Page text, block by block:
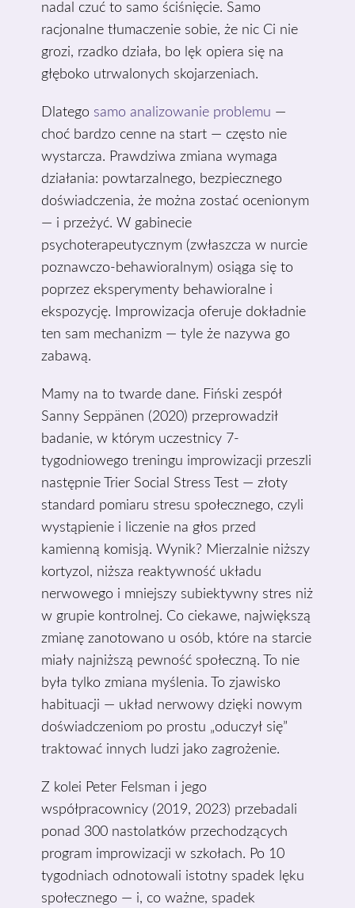
nadal czuć to samo ściśnięcie. Samo
racjonalne tłumaczenie sobie, że nic Ci nie
grozi, rzadko działa, bo lęk opiera się na
głęboko utrwalonych skojarzeniach.
Dlatego samo analizowanie problemu —
choć bardzo cenne na start — często nie
wystarcza. Prawdziwa zmiana wymaga
działania: powtarzalnego, bezpiecznego
doświadczenia, że można zostać ocenionym
— i przeżyć. W gabinecie
psychoterapeutycznym (zwłaszcza w nurcie
poznawczo-behawioralnym) osiąga się to
poprzez eksperymenty behawioralne i
ekspozycję. Improwizacja oferuje dokładnie
ten sam mechanizm — tyle że nazywa go
zabawą.
Mamy na to twarde dane. Fiński zespół
Sanny Seppänen (2020) przeprowadził
badanie, w którym uczestnicy 7-
tygodniowego treningu improwizacji przeszli
następnie Trier Social Stress Test — złoty
standard pomiaru stresu społecznego, czyli
wystąpienie i liczenie na głos przed
kamienną komisją. Wynik? Mierzalnie niższy
kortyzol, niższa reaktywność układu
nerwowego i mniejszy subiektywny stres niż
w grupie kontrolnej. Co ciekawe, największą
zmianę zanotowano u osób, które na starcie
miały najniższą pewność społeczną. To nie
była tylko zmiana myślenia. To zjawisko
habituacji — układ nerwowy dzięki nowym
doświadczeniom po prostu „oduczył się”
traktować innych ludzi jako zagrożenie.
Z kolei Peter Felsman i jego
współpracownicy (2019, 2023) przebadali
ponad 300 nastolatków przechodzących
program improwizacji w szkołach. Po 10
tygodniach odnotowali istotny spadek lęku
społecznego — i, co ważne, spadek